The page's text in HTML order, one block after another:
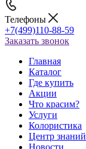
Телефоны
+7(499)110-88-59
Заказать звонок
Главная
Каталог
Где купить
Акции
Что красим?
Услуги
Колористика
Центр знаний
Новости